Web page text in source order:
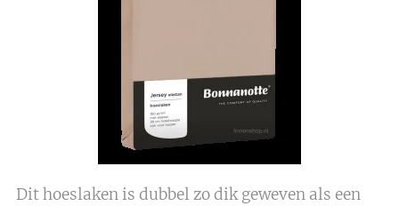
Dit hoeslaken is dubbel zo dik geweven als een